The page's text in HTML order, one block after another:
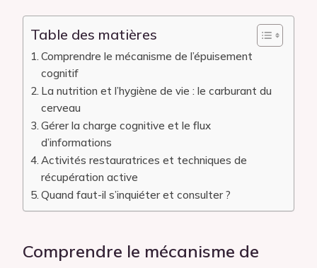
Table des matières
Comprendre le mécanisme de l’épuisement
cognitif
La nutrition et l’hygiène de vie : le carburant du
cerveau
Gérer la charge cognitive et le flux
d’informations
Activités restauratrices et techniques de
récupération active
Quand faut-il s’inquiéter et consulter ?
Comprendre le mécanisme de